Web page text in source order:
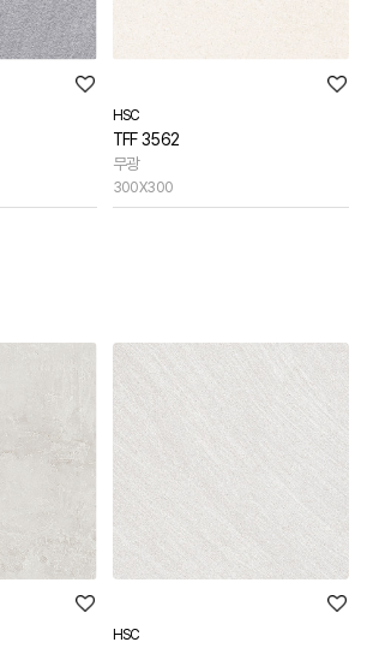
HSC
TFF 3562
무광
300X300
HSC